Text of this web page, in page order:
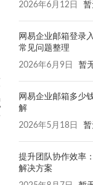
2026年6月12日
网易企业邮箱登录
常见问题整理
2026年6月9日 暂
网易企业邮箱多少
解
2026年5月18日
提升团队协作效率
解决方案